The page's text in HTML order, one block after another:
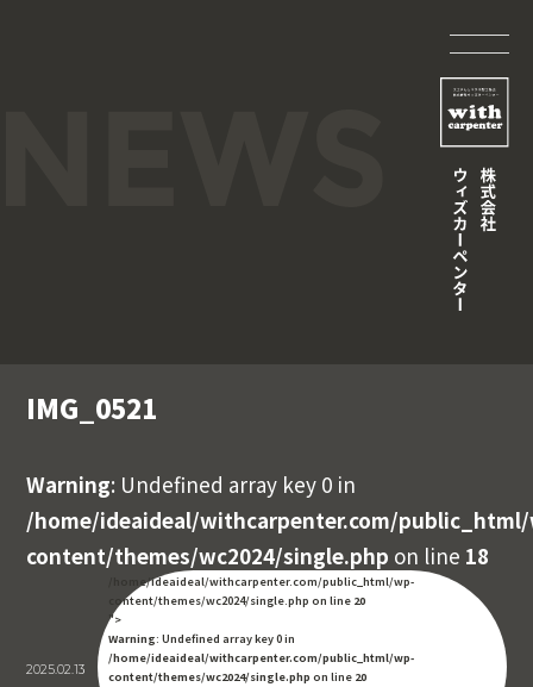
IMG_0521
Warning: Undefined array key 0 in
/home/ideaideal/withcarpenter.com/
content/themes/wc2024/single.php on line 18
2025.02.13
/home/ideaideal/withcarpenter.com/public_html/wp-
content/themes/wc2024/single.php on line 20
">
Warning: Undefined array key 0 in
/home/ideaideal/withcarpenter.com/public_html/wp-
content/themes/wc2024/single.php on line 20